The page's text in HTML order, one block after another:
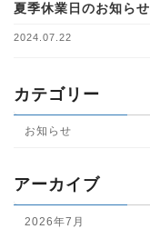
夏季休業日のお知らせ
2024.07.22
カテゴリー
お知らせ
アーカイブ
2026年7月